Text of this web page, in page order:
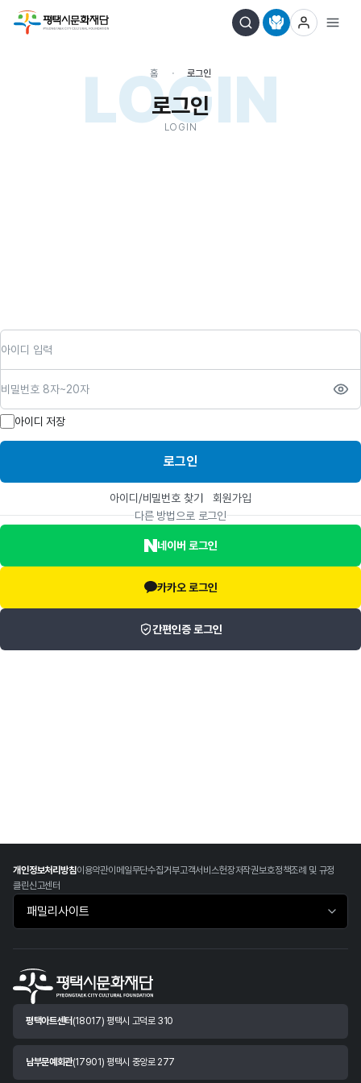
LOGIN
홈 로그인
로그인
LOGIN
아이디 저장
로그인
아이디/비밀번호 찾기
회원가입
다른 방법으로 로그인
네이버 로그인
카카오 로그인
간편인증 로그인
개인정보처리방침이용약관이메일무단수집거부고객서비스헌장저작권보호정책조례 및 규정
클린신고센터
패밀리사이트 바로가기
평택아트센터 (18017) 평택시 고덕로 310
남부문예회관(17901) 평택시 중앙로 277